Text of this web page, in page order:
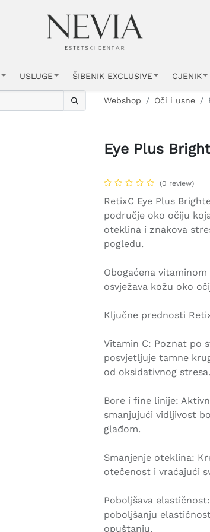
USLUGE ŠIBENIK EXCLUSIVE CJENIK
Webshop Oči i usne
Eye Plus
(0 review)
RetixC Eye Plus
područje oko očiju
oteklina i znakova
pogledu.
Obogaćena
osvježava kožu oko
Ključne prednosti
Vitamin C: Poznat po
posvjetljuje tamne
od oksidativnog stresa.
Bore i fine linije:
smanjujući vidljivost
glađom.
Smanjenje oteklina:
otečenost i vraćajući
Poboljšava
poboljšanju
opuštanju.